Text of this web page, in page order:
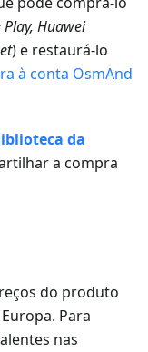
Play, Huawei
) e restaurá-lo
à conta OsmAnd
da
a compra
do produto
Para
nas